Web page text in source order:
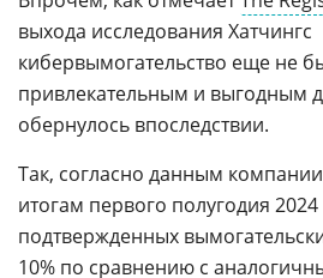
выхода исследования Хатчингс
кибервымогательство еще не
привлекательным и выгодным
обернулось впоследствии.
Так, согласно данным
итогам первого полугодия 2024
подтвержденных
10% по сравнению с